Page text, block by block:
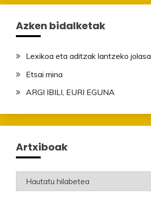
Azken bidalketak
Lexikoa eta aditzak lantzeko jolasa
Etsai mina
ARGI IBILI, EURI EGUNA
Artxiboak
Artxiboak